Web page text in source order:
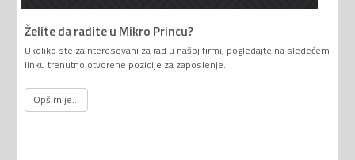
Želite da radite u Mikro Princu?
Ukoliko ste zainteresovani za rad u našoj firmi, pogledajte na sledećem
linku trenutno otvorene pozicije za zaposlenje.
Opširnije...